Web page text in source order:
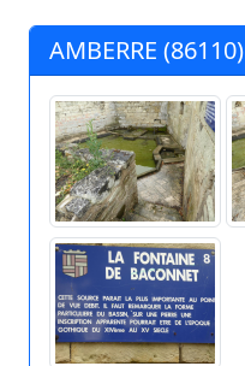
AMBERRE (86110)